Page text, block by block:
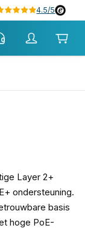
4.5/5
Layer 2+
ondersteuning.
basis
hoge PoE-